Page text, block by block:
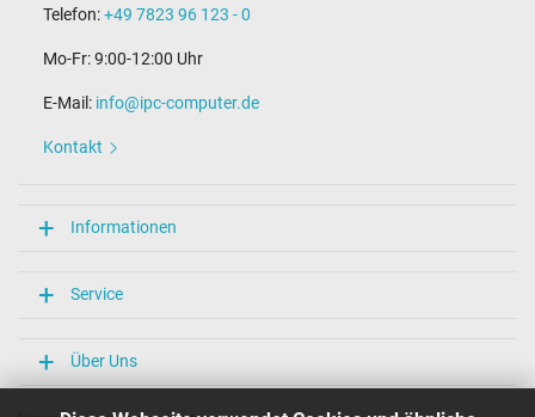
Telefon:+49 7823 96 123 - 0
Mo-Fr: 9:00-12:00 Uhr
E-Mail: info@ipc-computer.de
Kontakt
Informationen
Service
Über Uns